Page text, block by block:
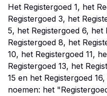
Het Registergoed 1, het
Registergoed 3, het
5, het Registergoed 6, het
Registergoed 8, het
10, het Registergoed 11,
Registergoed 13, het
15 en het Registergoed
noemen: het